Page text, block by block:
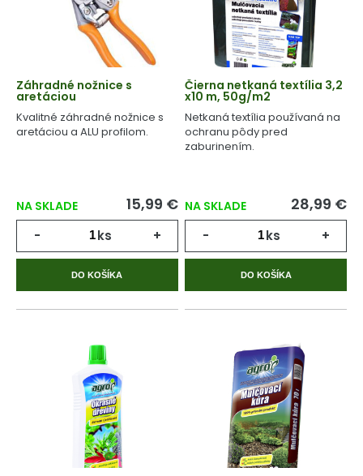
Záhradné nožnice s
aretáciou
Kvalitné záhradné nožnice s
aretáciou a ALU profilom.
NA SKLADE 15,99 €
- ks +
DO KOŠÍKA
Čierna netkaná textília 3,2
x10 m, 50g/m2
Netkaná textília používaná na
ochranu pôdy pred
zaburinením.
NA SKLADE 28,99 €
- ks +
DO KOŠÍKA